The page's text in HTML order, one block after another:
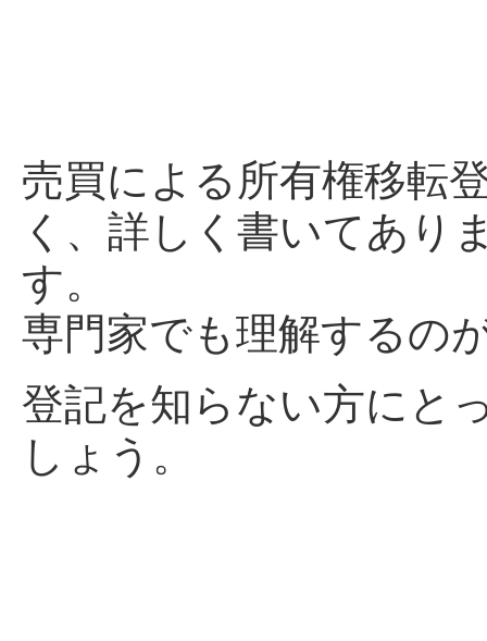
売買による所有権移転
く、詳しく書いてあり
す。
専門家でも理解するの
登記を知らない方にと
しょう。